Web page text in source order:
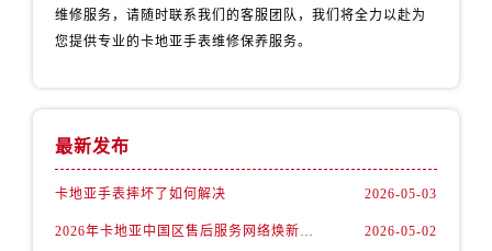
维修服务，请随时联系我们的客服团队，我们将全力以赴为
您提供专业的卡地亚手表维修保养服务。
最新发布
卡地亚手表摔坏了如何解决 2026-05-03
2026年卡地亚中国区售后服务网络焕新升级公告（最新电话及地址） 2026-05-02